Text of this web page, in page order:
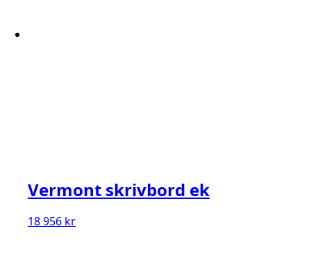
Vermont skrivbord ek
18 956 kr